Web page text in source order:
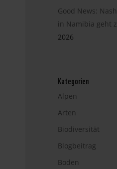
Good News:
in Namibia geht
2026
Kategorien
Alpen
Arten
Biodiversität
Blogbeitrag
Boden